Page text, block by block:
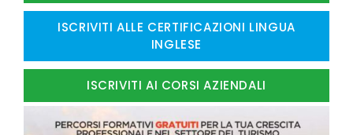
ISCRIVITI ALLE CERTIFICAZIONI LINGUA
INGLESE
ISCRIVITI AI CORSI AZIENDALI